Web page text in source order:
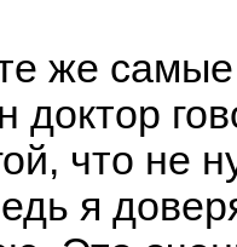
же
что не
я